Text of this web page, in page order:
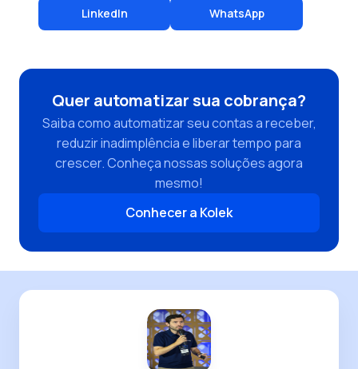
LinkedIn WhatsApp
Quer automatizar sua cobrança?
Saiba como automatizar seu contas a receber,
reduzir inadimplência e liberar tempo para
crescer. Conheça nossas soluções agora
mesmo!
Conhecer a Kolek